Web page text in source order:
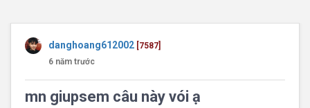
danghoang612002 [7587]
6 năm trước
mn giupsem câu này vói ạ